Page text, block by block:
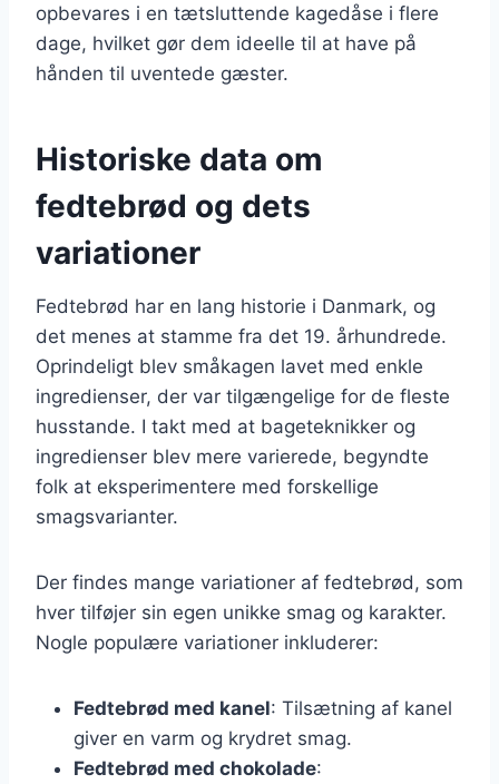
opbevares i en tætsluttende kagedåse i flere
dage, hvilket gør dem ideelle til at have på
hånden til uventede gæster.
Historiske data om
fedtebrød og dets
variationer
Fedtebrød har en lang historie i Danmark, og
det menes at stamme fra det 19. århundrede.
Oprindeligt blev småkagen lavet med enkle
ingredienser, der var tilgængelige for de fleste
husstande. I takt med at bageteknikker og
ingredienser blev mere varierede, begyndte
folk at eksperimentere med forskellige
smagsvarianter.
Der findes mange variationer af fedtebrød, som
hver tilføjer sin egen unikke smag og karakter.
Nogle populære variationer inkluderer:
Fedtebrød med kanel: Tilsætning af kanel
giver en varm og krydret smag.
Fedtebrød med chokolade: